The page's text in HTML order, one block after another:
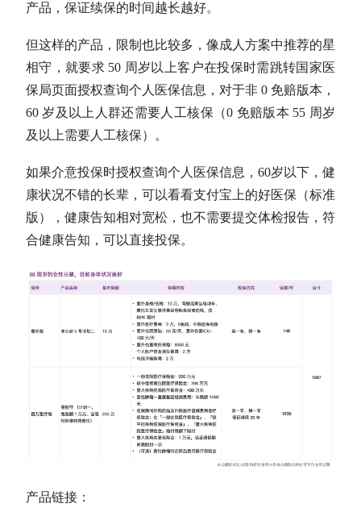
产品，保证续保的时间越长越好。
但这样的产品，限制也比较多，像成人方案中推荐的星
相守，就要求 50 周岁以上客户在投保时需跳转国家医
保局页面授权查询个人医保信息，对于非 0 免赔版本，
60 岁及以上人群还需要人工核保（0 免赔版本 55 周岁
及以上需要人工核保）。
如果介意投保时授权查询个人医保信息，60岁以下，健
康状况不错的长辈，可以看看支付宝上的好医保（标准
版），健康告知相对宽松，也不需要提交体检报告，符
合健康告知，可以直接投保。
产品链接：